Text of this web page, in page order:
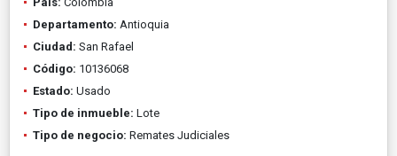
Departamento: Antioquia
Ciudad: San Rafael
Código: 10136068
Estado: Usado
Tipo de inmueble: Lote
Tipo de negocio: Remates Judiciales